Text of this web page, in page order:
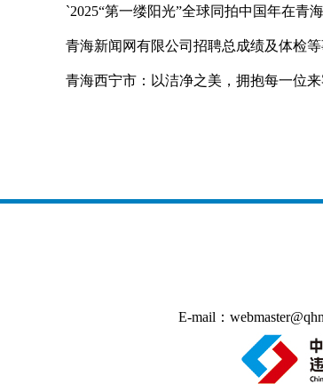
`2025“第一缕阳光”全球同拍中国年在青
青海新闻网有限公司招聘总成绩及体检
青海西宁市：以洁净之美，拥抱每一位来
E-mail：